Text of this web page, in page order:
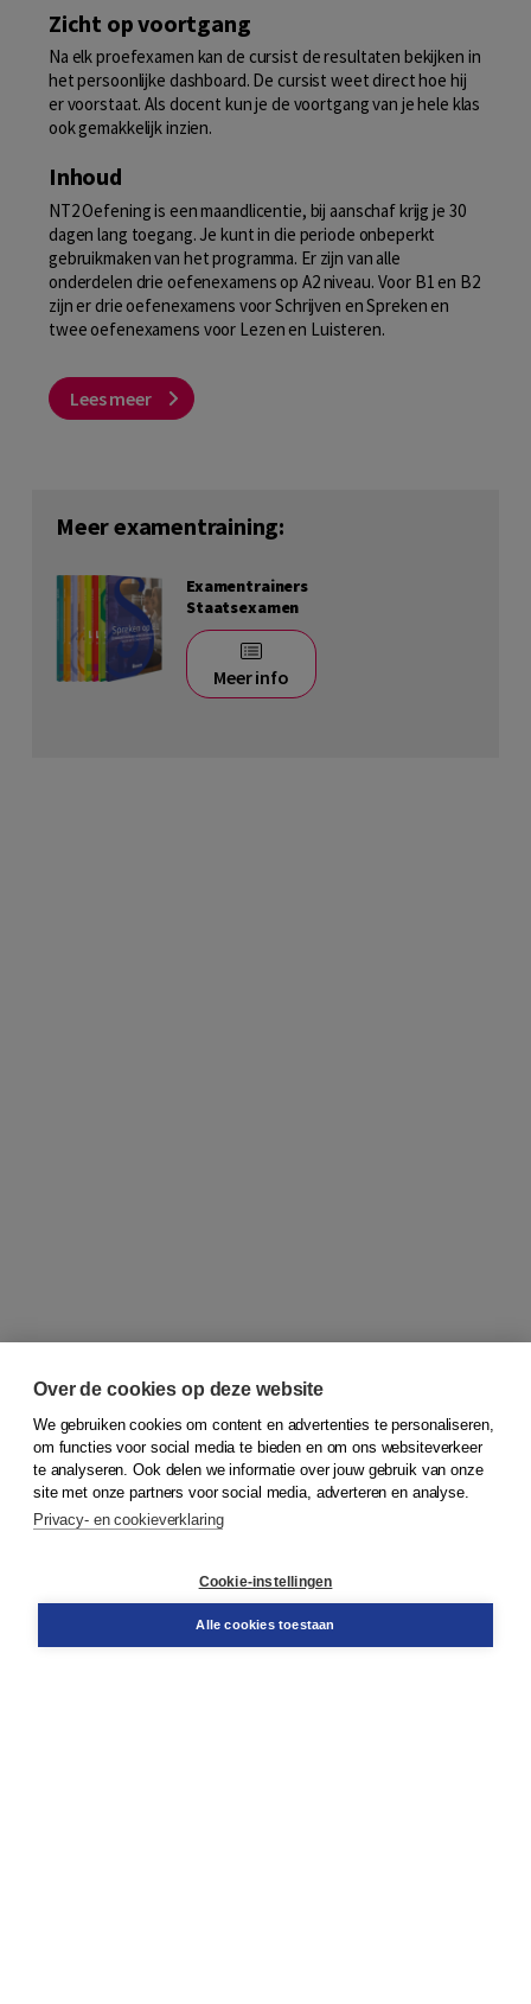
Zicht op voortgang
Na elk proefexamen kan de cursist de resultaten bekijken in
het persoonlijke dashboard. De cursist weet direct hoe hij
er voorstaat. Als docent kun je de voortgang van je hele klas
ook gemakkelijk inzien.
Inhoud
NT2 Oefening is een maandlicentie, bij aanschaf krijg je 30
dagen lang toegang. Je kunt in die periode onbeperkt
gebruikmaken van het programma. Er zijn van alle
onderdelen drie oefenexamens op A2 niveau. Voor B1 en B2
zijn er drie oefenexamens voor Schrijven en Spreken en
twee oefenexamens voor Lezen en Luisteren.
Lees meer
Meer examentraining:
Examentrainers
Staatsexamen
Meer info
© 2026Koninklijke Boom uitgevers
Bestellen
Over de cookies op deze website
We gebruiken cookies om content en advertenties te personaliseren,
om functies voor social media te bieden en om ons websiteverkeer
te analyseren. Ook delen we informatie over jouw gebruik van onze
site met onze partners voor social media, adverteren en analyse.
Privacy- en cookieverklaring
Cookie-instellingen
Alle cookies toestaan